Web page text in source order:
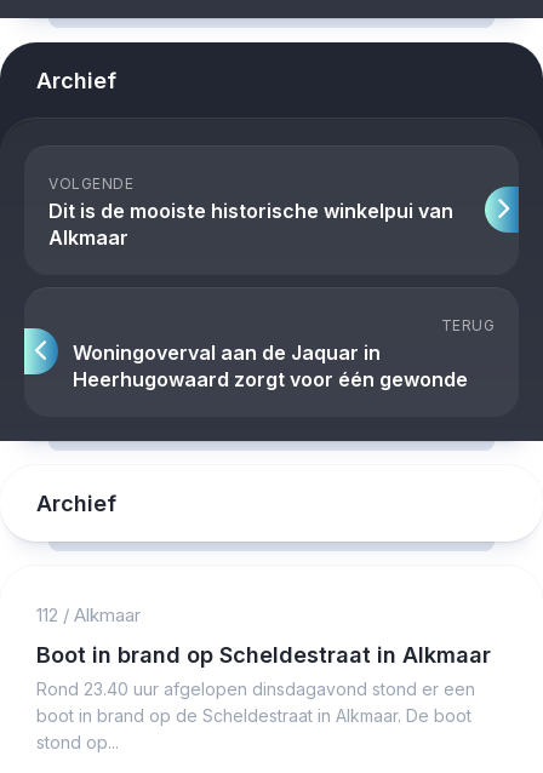
Archief
VOLGENDE
Dit is de mooiste historische winkelpui van
Alkmaar
TERUG
Woningoverval aan de Jaquar in
Heerhugowaard zorgt voor één gewonde
Archief
112 / Alkmaar
Boot in brand op Scheldestraat in Alkmaar
Rond 23.40 uur afgelopen dinsdagavond stond er een
boot in brand op de Scheldestraat in Alkmaar. De boot
stond op...